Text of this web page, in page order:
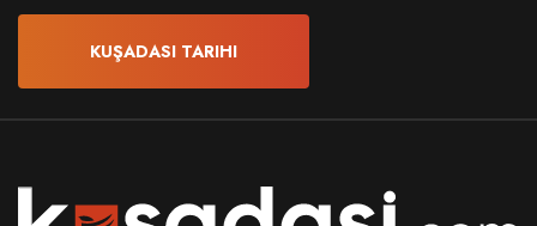
KUŞADASI TARIHI